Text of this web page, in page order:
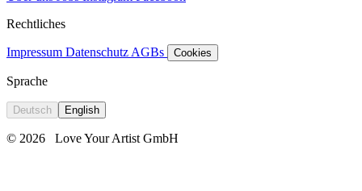
Rechtliches
Impressum Datenschutz AGBs Cookies
Sprache
Deutsch English
© 2026 Love Your Artist GmbH